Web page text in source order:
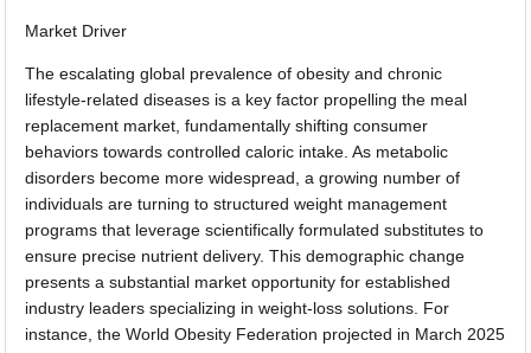
Market Driver
The escalating global prevalence of obesity and chronic
lifestyle-related diseases is a key factor propelling the meal
replacement market, fundamentally shifting consumer
behaviors towards controlled caloric intake. As metabolic
disorders become more widespread, a growing number of
individuals are turning to structured weight management
programs that leverage scientifically formulated substitutes to
ensure precise nutrient delivery. This demographic change
presents a substantial market opportunity for established
industry leaders specializing in weight-loss solutions. For
instance, the World Obesity Federation projected in March 2025